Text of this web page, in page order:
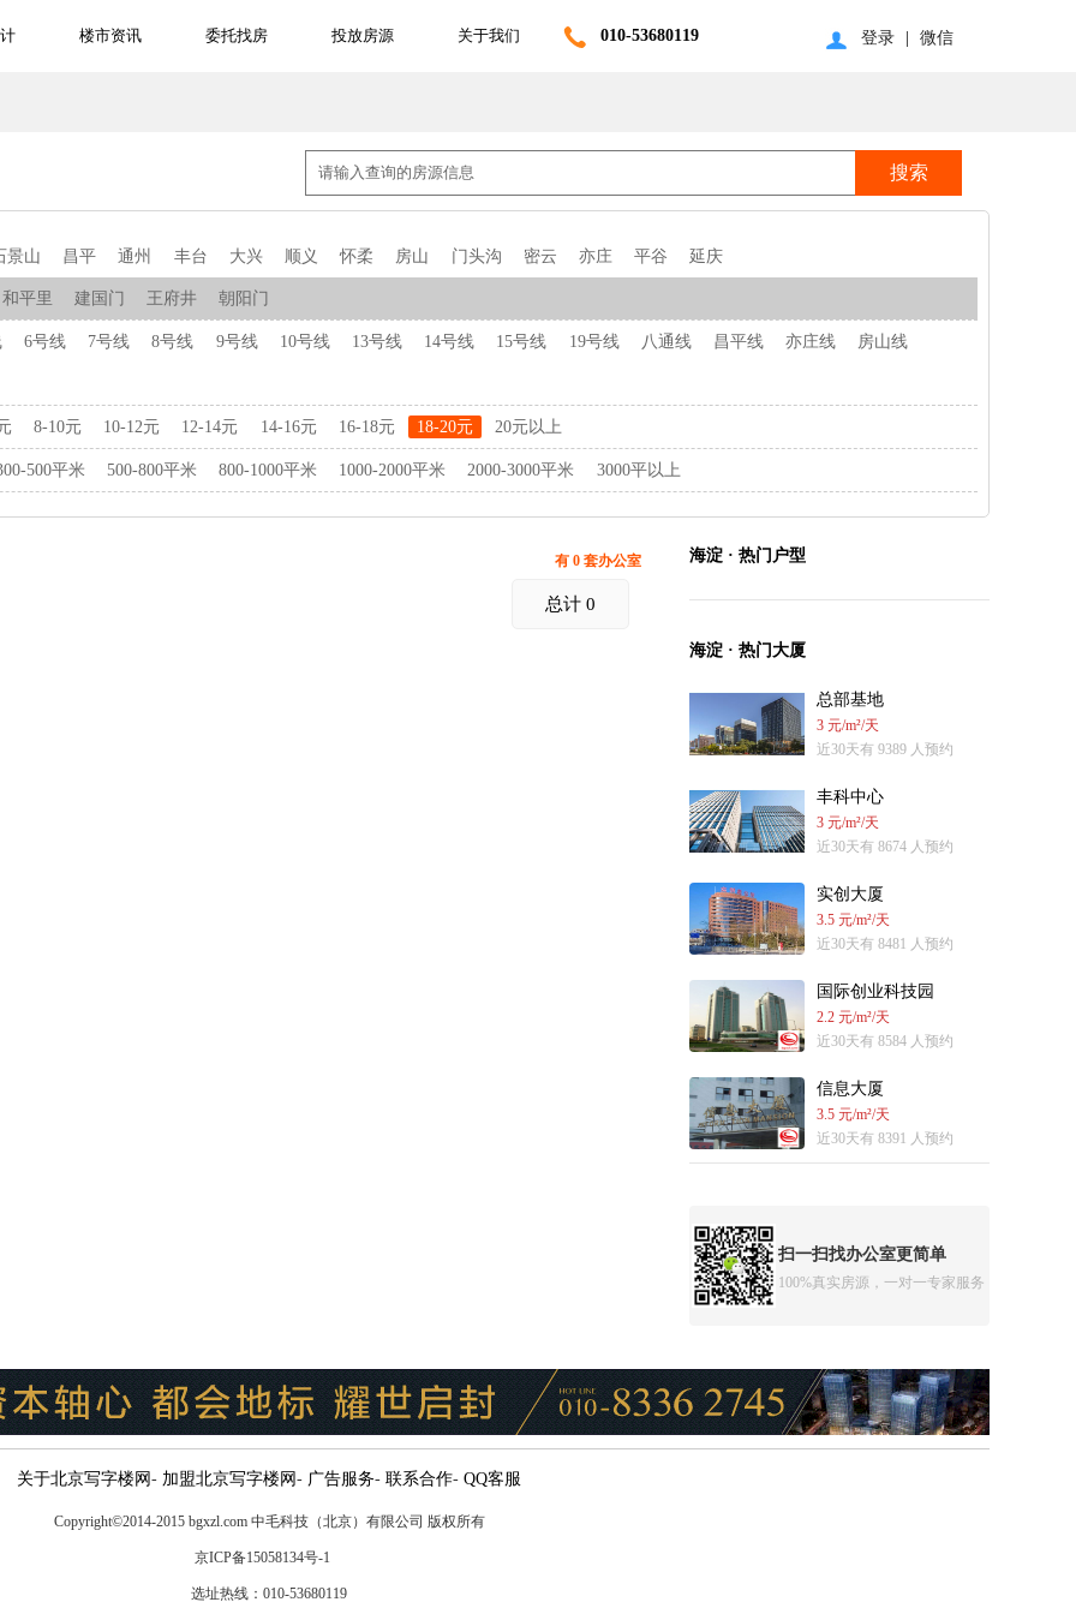
楼市资讯 委托找房 投放房源 关于我们 010-53680119 登录 微信
景山 昌平 通州 丰台 大兴 顺义 怀柔 房山 门头沟 密云 亦庄 平谷 延庆
和平里 建国门 王府井 朝阳门
6号线 7号线 8号线 9号线 10号线 13号线 14号线 15号线 19号线 八通线 昌平线 亦庄线 房山线
8-10元 10-12元 12-14元 14-16元 16-18元 18-20元 20元以上
500平米 500-800平米 800-1000平米 1000-2000平米 2000-3000平米 3000平以上
有 0 套办公室
总计 0
海淀 · 热门户型
海淀 · 热门大厦
总部基地
3 元/m²/天
近30天有 9389 人预约
丰科中心
3 元/m²/天
近30天有 8674 人预约
实创大厦
3.5 元/m²/天
近30天有 8481 人预约
国际创业科技园
2.2 元/m²/天
近30天有 8584 人预约
信息大厦
3.5 元/m²/天
近30天有 8391 人预约
扫一扫找办公室更简单
100%真实房源，一对一专家服务
关于北京写字楼网 - 加盟北京写字楼网 - 广告服务- 联系合作- QQ客服
Copyright©2014-2015 bgxzl.com 中毛科技（北京）有限公司 版权所有
京ICP备15058134号-1
选址热线：010-53680119